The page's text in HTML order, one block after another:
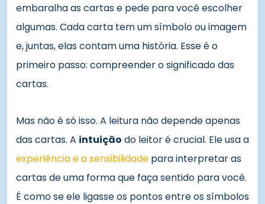
embaralha as cartas e pede para você escolher
algumas. Cada carta tem um símbolo ou imagem
e, juntas, elas contam uma história. Esse é o
primeiro passo: compreender o significado das
cartas.
Mas não é só isso. A leitura não depende apenas
das cartas. A intuição do leitor é crucial. Ele usa a
experiência e a sensibilidade para interpretar as
cartas de uma forma que faça sentido para você.
É como se ele ligasse os pontos entre os símbolos